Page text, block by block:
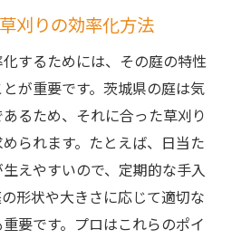
刈りの効率化方法
するためには、その庭の特性
が重要です。茨城県の庭は気
るため、それに合った草刈り
られます。たとえば、日当た
えやすいので、定期的な手入
形状や大きさに応じて適切な
要です。プロはこれらのポイ